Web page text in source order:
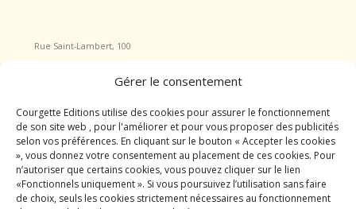
Gérer le consentement
Courgette Editions utilise des cookies pour assurer le fonctionnement
de son site web , pour l'améliorer et pour vous proposer des publicités
selon vos préférences. En cliquant sur le bouton « Accepter les cookies
», vous donnez votre consentement au placement de ces cookies. Pour
n’autoriser que certains cookies, vous pouvez cliquer sur le lien
«Fonctionnels uniquement ». Si vous poursuivez l’utilisation sans faire
de choix, seuls les cookies strictement nécessaires au fonctionnement
Rue Saint-Lambert, 100
Tel : +32 465/555.717
courgette.editions@gmail.com
INFORMATIONS
Qui sommes nous ?
Mentions légales
CGV